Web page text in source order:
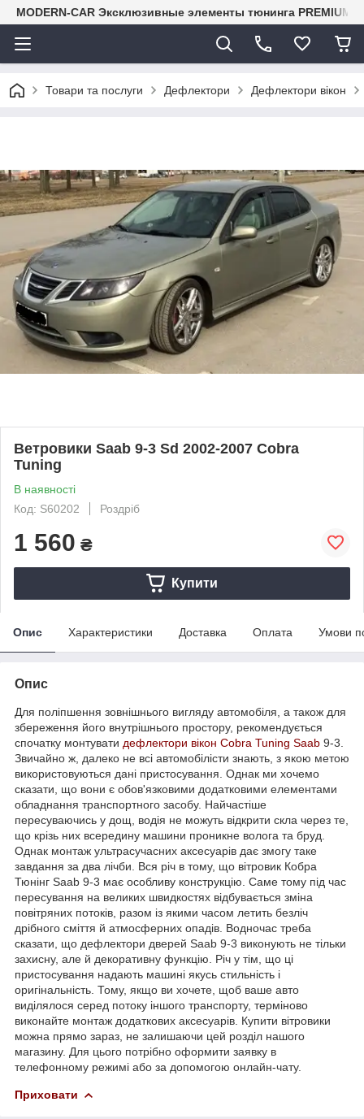
MODERN-CAR Эксклюзивные элементы тюнинга PREMIUM-
Товари та послуги Дефлектори Дефлектори вікон
Ветровики Saab 9-3 Sd 2002-2007 Cobra
Tuning
В наявності
Код: S60202
Роздріб
1 560 ₴
Купити
Опис Характеристики Доставка Оплата Умови
Опис
Для поліпшення зовнішнього вигляду автомобіля, а також для
збереження його внутрішнього простору, рекомендується
спочатку монтувати дефлектори вікон Cobra Tuning Saab 9-3.
Звичайно ж, далеко не всі автомобілісти знають, з якою метою
використовуються дані пристосування. Однак ми хочемо
сказати, що вони є обов'язковими додатковими елементами
обладнання транспортного засобу. Найчастіше
пересуваючись у дощ, водія не можуть відкрити скла через те,
що крізь них всередину машини проникне волога та бруд.
Однак монтаж ультрасучасних аксесуарів дає змогу таке
завдання за два лічби. Вся річ в тому, що вітровик Кобра
Тюнінг Saab 9-3 має особливу конструкцію. Саме тому під час
пересування на великих швидкостях відбувається зміна
повітряних потоків, разом із якими часом летить безліч
дрібного сміття й атмосферних опадів. Водночас треба
сказати, що дефлектори дверей Saab 9-3 виконують не тільки
захисну, але й декоративну функцію. Річ у тім, що ці
пристосування надають машині якусь стильність і
оригінальність. Тому, якщо ви хочете, щоб ваше авто
виділялося серед потоку іншого транспорту, терміново
виконайте монтаж додаткових аксесуарів. Купити вітровики
можна прямо зараз, не залишаючи цей розділ нашого
магазину. Для цього потрібно оформити заявку в
телефонному режимі або за допомогою онлайн-чату.
Приховати